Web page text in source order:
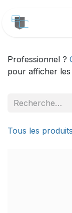
Professionnel ?
pour afficher les
Tous les produits